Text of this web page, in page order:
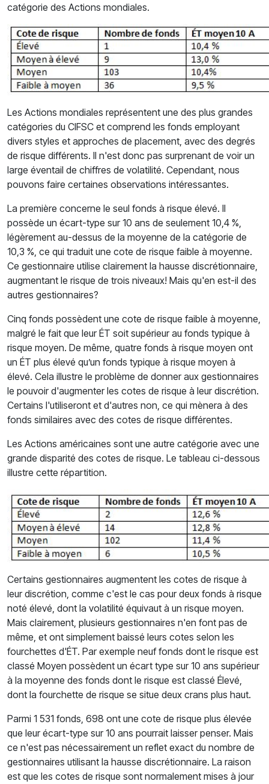
catégorie des Actions mondiales.
Les Actions mondiales représentent une des plus grandes
catégories du CIFSC et comprend les fonds employant
divers styles et approches de placement, avec des degrés
de risque différents. Il n'est donc pas surprenant de voir un
large éventail de chiffres de volatilité. Cependant, nous
pouvons faire certaines observations intéressantes.
La première concerne le seul fonds à risque élevé. Il
possède un écart-type sur 10 ans de seulement 10,4 %,
légèrement au-dessus de la moyenne de la catégorie de
10,3 %, ce qui traduit une cote de risque faible à moyenne.
Ce gestionnaire utilise clairement la hausse discrétionnaire,
augmentant le risque de trois niveaux! Mais qu'en est-il des
autres gestionnaires?
Cinq fonds possèdent une cote de risque faible à moyenne,
malgré le fait que leur ÉT soit supérieur au fonds typique à
risque moyen. De même, quatre fonds à risque moyen ont
un ÉT plus élevé qu’un fonds typique à risque moyen à
élevé. Cela illustre le problème de donner aux gestionnaires
le pouvoir d'augmenter les cotes de risque à leur discrétion.
Certains l'utiliseront et d'autres non, ce qui mènera à des
fonds similaires avec des cotes de risque différentes.
Les Actions américaines sont une autre catégorie avec une
grande disparité des cotes de risque. Le tableau ci-dessous
illustre cette répartition.
Certains gestionnaires augmentent les cotes de risque à
leur discrétion, comme c'est le cas pour deux fonds à risque
noté élevé, dont la volatilité équivaut à un risque moyen.
Mais clairement, plusieurs gestionnaires n'en font pas de
même, et ont simplement baissé leurs cotes selon les
fourchettes d'ÉT. Par exemple neuf fonds dont le risque est
classé Moyen possèdent un écart type sur 10 ans supérieur
à la moyenne des fonds dont le risque est classé Élevé,
dont la fourchette de risque se situe deux crans plus haut.
Parmi 1 531 fonds, 698 ont une cote de risque plus élevée
que leur écart-type sur 10 ans pourrait laisser penser. Mais
ce n'est pas nécessairement un reflet exact du nombre de
gestionnaires utilisant la hausse discrétionnaire. La raison
est que les cotes de risque sont normalement mises à jour